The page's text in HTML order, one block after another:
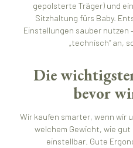
gepolsterte Träger) und
Sitzhaltung fürs Baby.
Einstellungen sauber nutzen
„technisch“ an,
Die
bevor
Wir kaufen smarter, wenn wir
welchem Gewicht, wie
einstellbar. Gute